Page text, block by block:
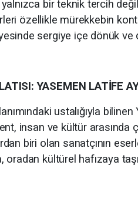
bir teknik tercih
özellikle mürekkebin
sergiye içe dönük ve
YASEMEN LATİFE
ustalığıyla
insan ve kültür
biri olan sanatçının
oradan kültürel hafızaya